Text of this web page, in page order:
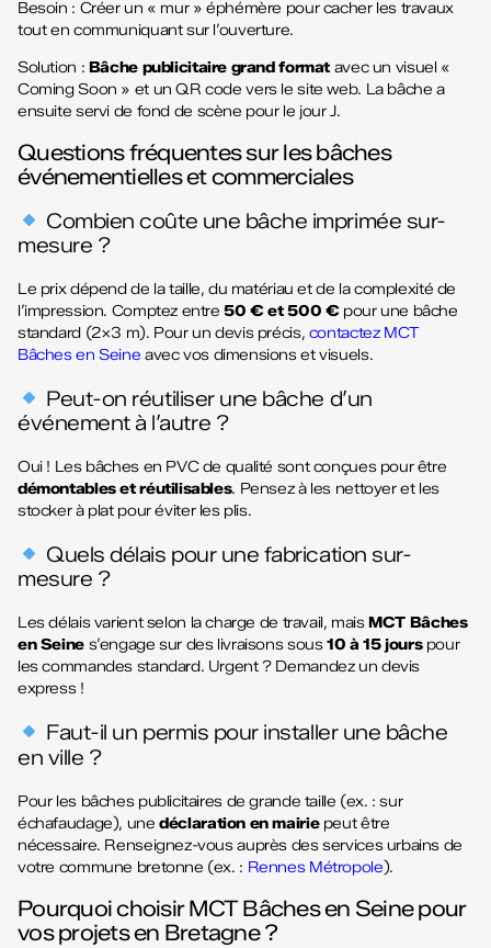
Besoin : Créer un « mur » éphémère pour cacher les travaux
tout en communiquant sur l’ouverture.
Solution : Bâche publicitaire grand formatavec un visuel «
Coming Soon » et un QR code vers le site web. La bâche a
ensuite servi de fond de scène pour le jour J.
Questions fréquentes sur les bâches
événementielles et commerciales
Combien coûte une bâche imprimée sur-
mesure ?
Le prix dépend de la taille, du matériau et de la complexité de
l’impression. Comptez entre50 € et 500 € pour une bâche
standard (2×3 m). Pour un devis précis, contactez MCT
Bâches en Seine avec vos dimensions et visuels.
Peut-on réutiliser une bâche d’un
événement à l’autre ?
Oui ! Les bâches en PVC de qualité sont conçues pour être
démontables et réutilisables. Pensez à les nettoyer et les
stocker à plat pour éviter les plis.
Quels délais pour une fabrication sur-
mesure ?
Les délais varient selon la charge de travail, maisMCT Bâches
en Seines’engage sur des livraisons sous10 à 15 jourspour
les commandes standard. Urgent ? Demandez un devis
express !
Faut-il un permis pour installer une bâche
en ville ?
Pour les bâches publicitaires de grande taille (ex. : sur
échafaudage), unedéclaration en mairiepeut être
nécessaire. Renseignez-vous auprès des services urbains de
votre commune bretonne (ex. : Rennes Métropole).
Pourquoi choisir MCT Bâches en Seine pour
vos projets en Bretagne ?